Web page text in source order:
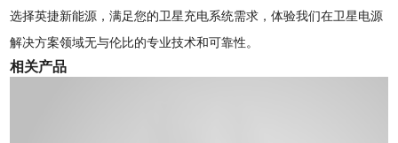
选择英捷新能源，满足您的卫星充电系统需求，体验我们在卫星电源
解决方案领域无与伦比的专业技术和可靠性。
相关产品